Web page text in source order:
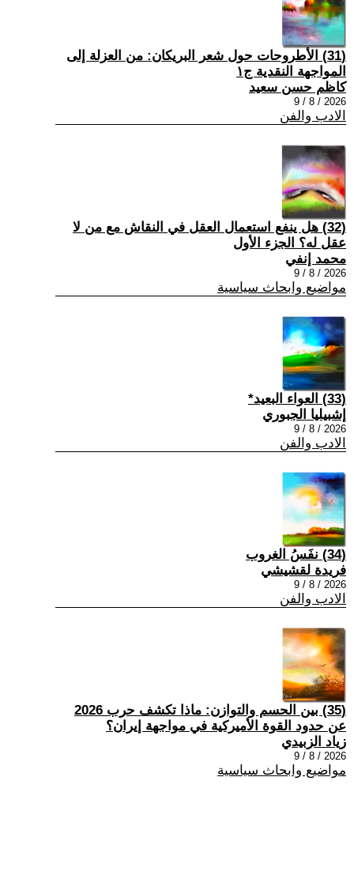
(31) الأطروحات حول شعر البريكان: من العزلة إلى
المواجهة النقدية ج١
كاظم حسن سعيد
2026 / 8 / 9
الادب والفن
(32) هل ينفع استعمال العقل في النقاش مع من لا
عقل له؟ الجزء الأول
محمد إنفي
2026 / 8 / 9
مواضيع وابحاث سياسية
(33) العواء البعيد*
إشبيليا الجبوري
2026 / 8 / 9
الادب والفن
(34) نفَسُ الغروب
فريدة لقشيشي
2026 / 8 / 9
الادب والفن
(35) بين الحسم والتوازن: ماذا تكشف حرب 2026
عن حدود القوة الأميركية في مواجهة إيران؟
زياد الزبيدي
2026 / 8 / 9
مواضيع وابحاث سياسية